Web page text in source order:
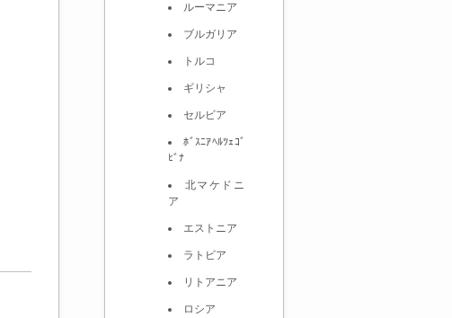
ルーマニア
ブルガリア
トルコ
ギリシャ
セルビア
ﾎﾞｽﾆｱﾍﾙﾂｪｺﾞ
ﾋﾞﾅ
北マケドニ
ア
エストニア
ラトビア
リトアニア
ロシア